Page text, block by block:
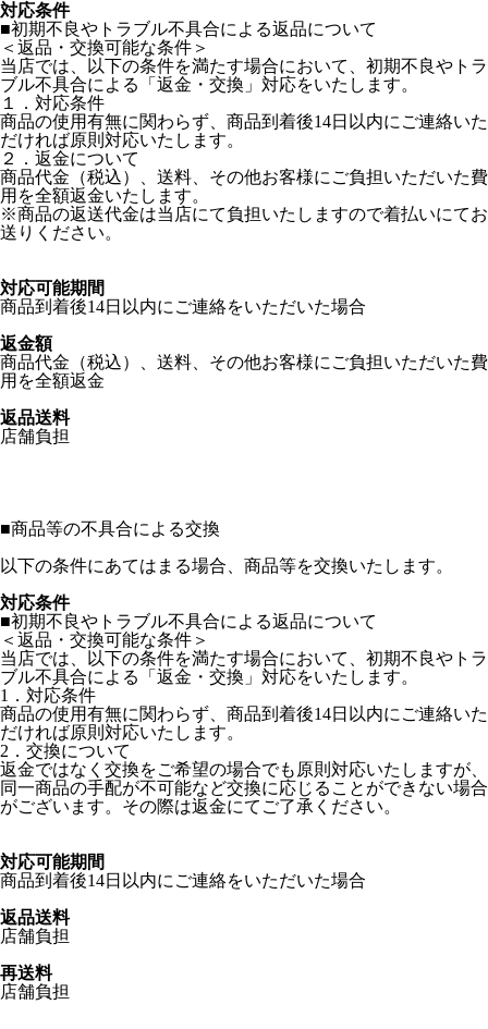
対応条件
■初期不良やトラブル不具合による返品について
＜返品・交換可能な条件＞
当店では、以下の条件を満たす場合において、初期不良やトラ
ブル不具合による「返金・交換」対応をいたします。
１．対応条件
商品の使用有無に関わらず、商品到着後14日以内にご連絡いた
だければ原則対応いたします。
２．返金について
商品代金（税込）、送料、その他お客様にご負担いただいた費
用を全額返金いたします。
※商品の返送代金は当店にて負担いたしますので着払いにてお
送りください。
対応可能期間
商品到着後14日以内にご連絡をいただいた場合
返金額
商品代金（税込）、送料、その他お客様にご負担いただいた費
用を全額返金
返品送料
店舗負担
■商品等の不具合による交換
以下の条件にあてはまる場合、商品等を交換いたします。
対応条件
■初期不良やトラブル不具合による返品について
＜返品・交換可能な条件＞
当店では、以下の条件を満たす場合において、初期不良やトラ
ブル不具合による「返金・交換」対応をいたします。
1．対応条件
商品の使用有無に関わらず、商品到着後14日以内にご連絡いた
だければ原則対応いたします。
2．交換について
返金ではなく交換をご希望の場合でも原則対応いたしますが、
同一商品の手配が不可能など交換に応じることができない場合
がございます。その際は返金にてご了承ください。
対応可能期間
商品到着後14日以内にご連絡をいただいた場合
返品送料
店舗負担
再送料
店舗負担